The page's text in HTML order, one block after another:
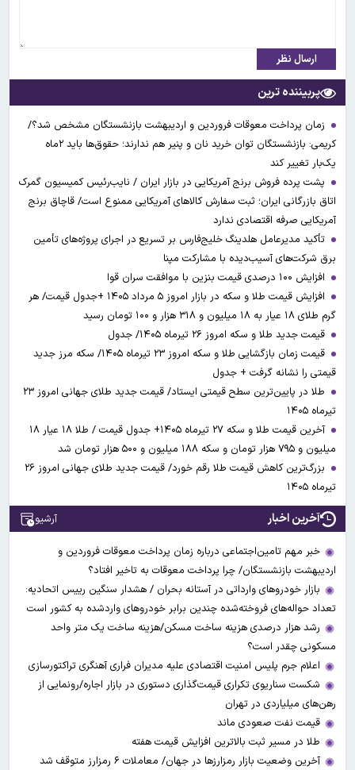
ارسال نظر
پربیننده ترین
زمان پرداخت معوقات فروردین و اردیبهشت بازنشستگان مشخص شد؟/
کریمی: بازنشستگان توان خرید نان و پنیر هم ندارند؛ حقوق‌ها باید ۲ماه
یک‌بار تغییر کند
پشت پرده فروش برنج آمریکایی در بازار ایران / نایب‌رئیس کمیسیون گمرک
اتاق بازرگانی ایران؛ ثبت سفارش کالاهای آمریکایی ممنوع است/ قاچاق برنج
آمریکایی صرفه اقتصادی ندارد
تأکید مدیرعامل هلدینگ خلیج‌فارس بر تسریع در اجرای پروژه‌های تأمین
برق شرکت‌های آسیب‌دیده با مشارکت مپنا
افزایش ۱۰۰ درصدی قیمت بنزین با موافقت سران قوا
افزایش قیمت طلا و سکه در بازار امروز ۵ مرداد ۱۴۰۵ +جدول قیمت/ هر
گرم طلای ۱۸ عیار به ۱۸ میلیون و ۳۱۸ هزار و ۱۰۰ تومان رسید
قیمت جدید طلا و سکه امروز ۲۶ تیرماه ۱۴۰۵/ جدول
قیمت زمان بازگشایی طلا و سکه امروز ۲۳ تیرماه ۱۴۰۵/ سکه مرز جدید
قیمتی را نشانه گرفت + جدول
طلا در پایین‌ترین سطح قیمتی ایستاد/ قیمت جدید طلای جهانی امروز ۲۳
تیرماه ۱۴۰۵
آخرین قیمت طلا و سکه ۲۷ تیرماه ۱۴۰۵+ جدول قیمت / طلا ۱۸ عیار ۱۸
میلیون و ۷۹۵ هزار تومان و سکه ۱۸۸ میلیون و ۵۰۰ هزار تومان شد
بزرگ‌ترین کاهش قیمت طلا رقم خورد/ قیمت جدید طلای جهانی امروز ۲۶
تیرماه ۱۴۰۵
آخرین اخبار آرشیو
خبر مهم تامین‌اجتماعی درباره زمان پرداخت معوقات فروردین و
اردیبهشت بازنشستگان/ چرا پرداخت معوقات به تاخیر افتاد؟
بازار خودروهای وارداتی در آستانه بحران / هشدار سنگین رییس اتحادیه:
تعداد حواله‌های فروخته‌شده چندین برابر خودروهای واردشده به کشور است
رشد هزار درصدی هزینه ساخت مسکن/هزینه ساخت یک متر واحد
مسکونی چقدر است؟
اعلام جرم پلیس امنیت اقتصادی علیه مدیران فراری آهنگری تراکتورسازی
شکست سناریوی تکراری قیمت‌گذاری دستوری در بازار اجاره/رونمایی از
رهن‌های میلیاردی در تهران
قیمت نفت صعودی ماند
طلا در مسیر ثبت بالاترین افزایش قیمت هفته
آخرین وضعیت بازار رمزارزها در جهان/ معاملات ۶ رمزارز متوقف شد